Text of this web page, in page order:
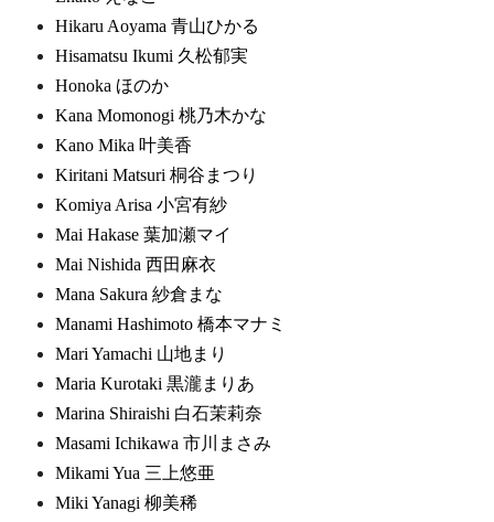
Hikaru Aoyama 青山ひかる
Hisamatsu Ikumi 久松郁実
Honoka ほのか
Kana Momonogi 桃乃木かな
Kano Mika 叶美香
Kiritani Matsuri 桐谷まつり
Komiya Arisa 小宮有紗
Mai Hakase 葉加瀬マイ
Mai Nishida 西田麻衣
Mana Sakura 紗倉まな
Manami Hashimoto 橋本マナミ
Mari Yamachi 山地まり
Maria Kurotaki 黒瀧まりあ
Marina Shiraishi 白石茉莉奈
Masami Ichikawa 市川まさみ
Mikami Yua 三上悠亜
Miki Yanagi 柳美稀